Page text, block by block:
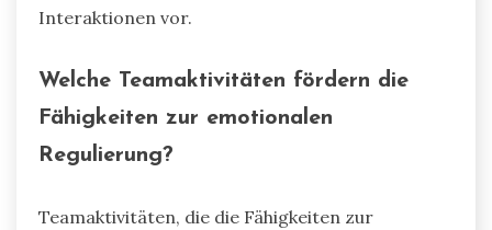
Interaktionen vor.
Welche Teamaktivitäten fördern die
Fähigkeiten zur emotionalen
Regulierung?
Teamaktivitäten, die die Fähigkeiten zur